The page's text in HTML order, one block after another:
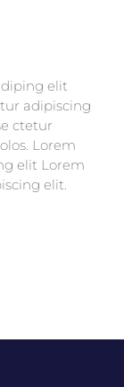
elit
adipiscing
ctetur
Lorem
elit Lorem
elit.